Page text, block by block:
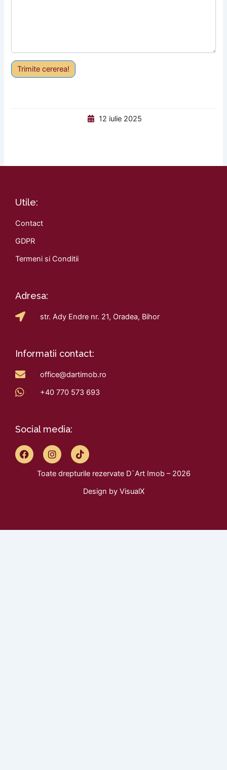
Trimite cererea!
12 iulie 2025
Utile:
Contact
GDPR
Termeni si Conditii
Adresa:
str. Ady Endre nr. 21, Oradea, Bihor
Informatii contact:
office@dartimob.ro
+40 770 573 693
Social media:
F
a
c
I
n
s
t
T
i
k
t
k
Toate drepturile rezervate D`Art Imob – 2026
Design by VisualX